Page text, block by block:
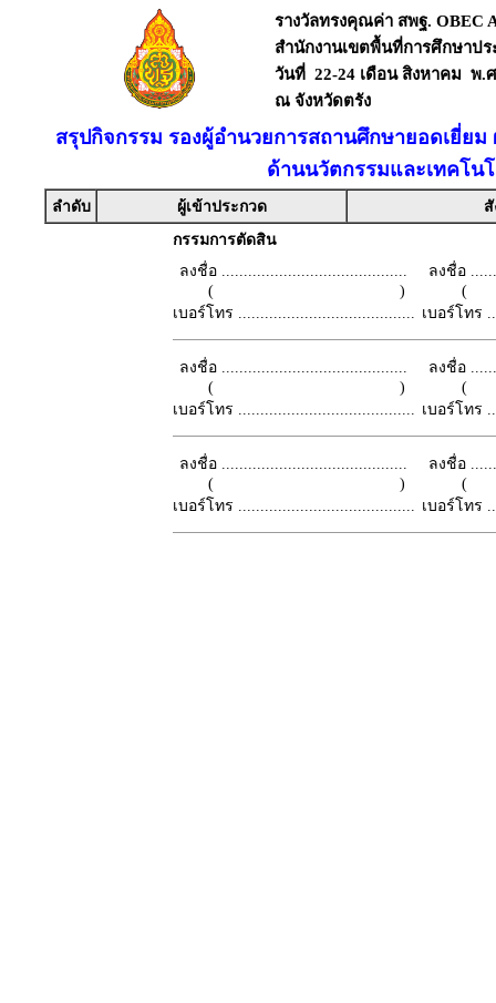
รางวัลทรงคุณค่า สพฐ. OBEC
สำนักงานเขตพื้นที่การศึกษาปร
วันที่ 22-24 เดือน สิงหาคม พ.ศ
ณ จังหวัดตรัง
สรุปกิจกรรม รองผู้อำนวยการสถานศึกษายอดเยี่ย
ด้านนวัตกรรมและเทคโน
ลำดับ ผู้เข้าประกวด
กรรมการตัดสิน
ลงชื่อ ..........................................
( )
เบอร์โทร ........................................
ลงชื่อ
เบอร์โทร
ลงชื่อ ..........................................
( )
เบอร์โทร ........................................
ลงชื่อ
เบอร์โทร
ลงชื่อ ..........................................
( )
เบอร์โทร ........................................
ลงชื่อ
เบอร์โทร